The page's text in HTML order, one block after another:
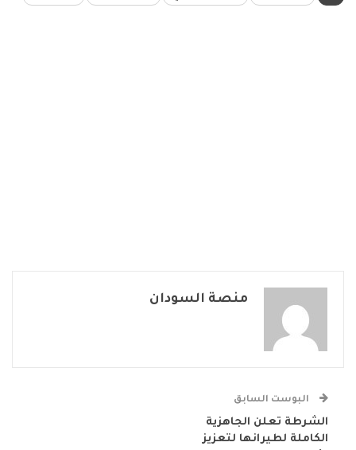
منصة السودان
البوست السابق
الشرطة تعلن الجاهزية
الكاملة لطيرانها لتعزيز